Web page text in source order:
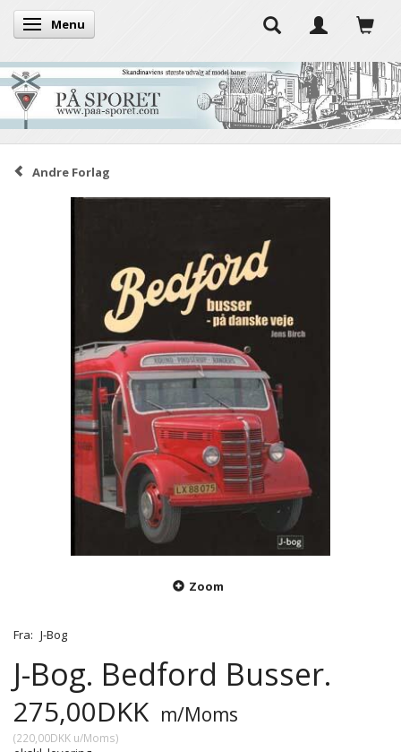
Skifte navigation
Menu
Andre Forlag
Zoom
Fra: J-Bog
J-Bog. Bedford Busser.
275,00DKK m/Moms
(220,00DKK u/Moms)